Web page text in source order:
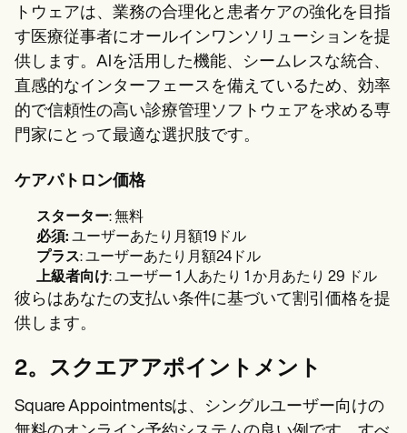
トウェアは、業務の合理化と患者ケアの強化を目指
す医療従事者にオールインワンソリューションを提
供します。AIを活用した機能、シームレスな統合、
直感的なインターフェースを備えているため、効率
的で信頼性の高い診療管理ソフトウェアを求める専
門家にとって最適な選択肢です。
ケアパトロン価格
スターター: 無料
必須: ユーザーあたり月額19ドル
プラス: ユーザーあたり月額24ドル
上級者向け: ユーザー 1 人あたり 1 か月あたり 29 ドル
彼らはあなたの支払い条件に基づいて割引価格を提
供します。
2。スクエアアポイントメント
Square Appointmentsは、シングルユーザー向けの